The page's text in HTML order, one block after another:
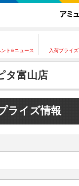
ント&ニュース 入荷プライズ
タ富山店
ライズ情報